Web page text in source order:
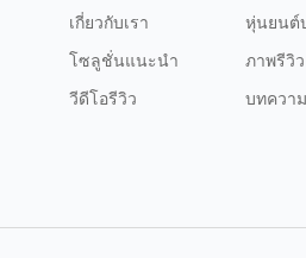
เกี่ยวกับเรา
หุ่นยนต์
โซลูชั่นแนะนำ
ภาพรีวิว
วีดีโอรีวิว
บทความ